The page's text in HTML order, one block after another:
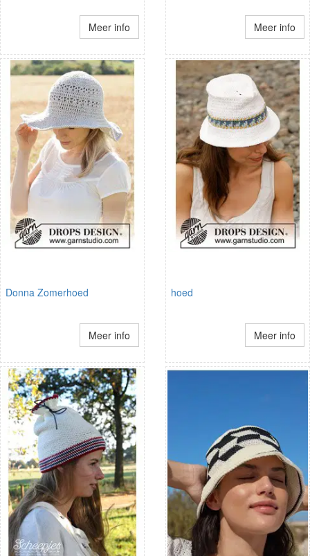
Meer info Meer info
Donna Zomerhoed
Meer info
hoed
Meer info